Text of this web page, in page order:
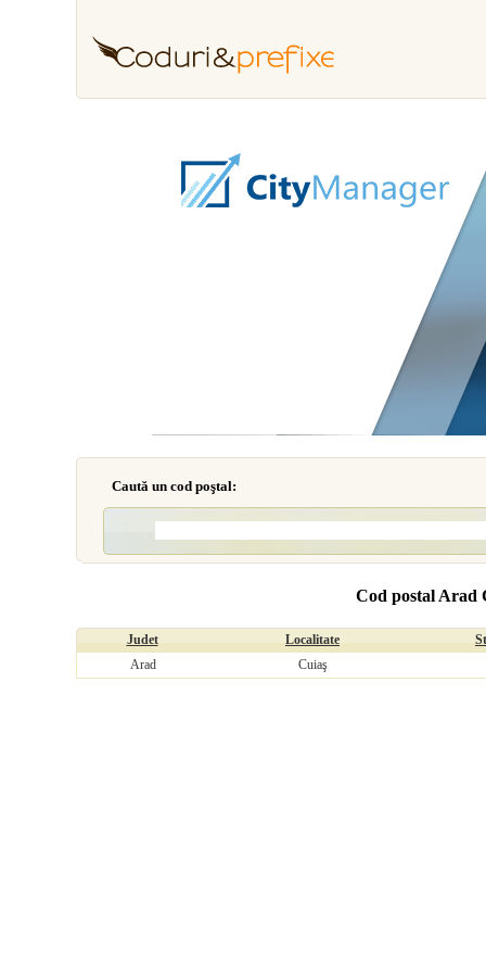
Caută un cod poştal:
Cod postal Arad
Judet Localitate
Arad
Cuiaş